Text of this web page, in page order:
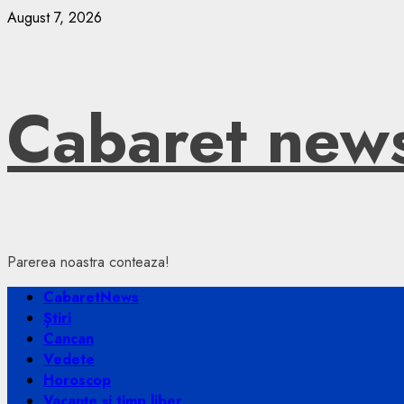
Skip
August 7, 2026
Cabaret
Parerea noastra conteaza!
Primary
Menu
CabaretNews
Știri
Cancan
Vedete
Horoscop